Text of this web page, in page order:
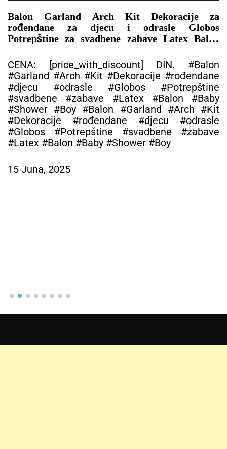
Balon Garland Arch Kit Dekoracije za
rođendane za djecu i odrasle Globos
Potrepštine za svadbene zabave Latex Balon
PROSLAVU
CENA: [price_with_discount] DIN. #Balon
#Garland #Arch #Kit #Dekoracije #rođendane
#djecu #odrasle #Globos #Potrepštine
#svadbene #zabave #Latex #Balon #Baby
#Shower #Boy #Balon #Garland #Arch #Kit
#Dekoracije #rođendane #djecu #odrasle
#Globos #Potrepštine #svadbene #zabave
#Latex #Balon #Baby #Shower #Boy
15 Juna, 2025